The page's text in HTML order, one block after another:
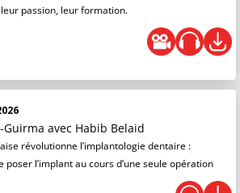
passion, leur formation.
Guirma avec Habib Belaid
révolutionne l’implantologie dentaire :
poser l’implant au cours d’une seule opération